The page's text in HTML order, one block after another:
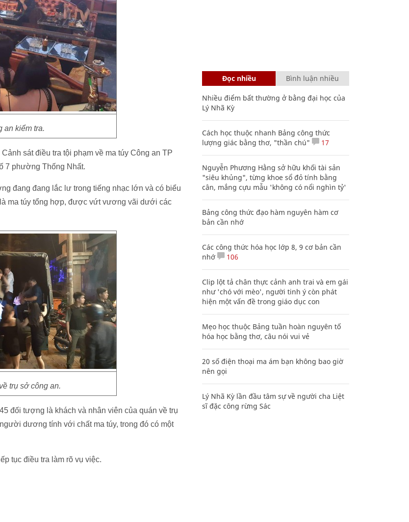
an kiểm tra.
sát điều tra tội phạm về ma túy Công an TP
7 phường Thống Nhất.
đang đang lắc lư trong tiếng nhạc lớn và có biểu
là ma túy tổng hợp, được vứt vương vãi dưới các
trụ sở công an.
đối tượng là khách và nhân viên của quán về trụ
dương tính với chất ma túy, trong đó có một
tục điều tra làm rõ vụ việc.
Đọc nhiều Bình luận nhiều
Nhiều điểm bất thường ở bằng đại học của
Lý Nhã Kỳ
Cách học thuộc nhanh Bảng công thức
lượng giác bằng thơ, "thần chú"
17
Nguyễn Phương Hằng sở hữu khối tài sản
"siêu khủng", từng khoe sổ đỏ tính bằng
cân, mắng cựu mẫu 'không có nổi nghìn tỷ'
Bảng công thức đạo hàm nguyên hàm cơ
bản cần nhớ
Các công thức hóa học lớp 8, 9 cơ bản cần
nhớ
106
Clip lột tả chân thực cảnh anh trai và em gái
như 'chó với mèo', người tinh ý còn phát
hiện một vấn đề trong giáo dục con
Mẹo học thuộc Bảng tuần hoàn nguyên tố
hóa học bằng thơ, câu nói vui vẻ
20 số điện thoại ma ám bạn không bao giờ
nên gọi
Lý Nhã Kỳ lần đầu tâm sự về người cha Liệt
sĩ đặc công rừng Sác